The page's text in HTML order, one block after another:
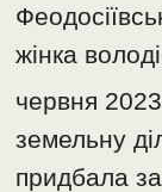
жінка
червня
земельну
придбала